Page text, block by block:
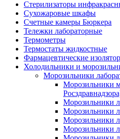
Стерилизаторы
Сухожаровые шкафы
Счетные камеры Бюркера
Тележки лабораторные
Термометры
Термостаты жидкостные
Фармацевтические
Холодильники и
Морозильники
Морозильники
Морозильники
Морозильники
Морозильники
Морозильники